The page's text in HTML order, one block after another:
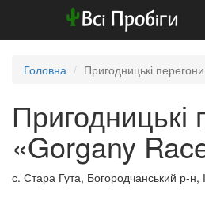
Головна Пригодницькі
Пригодницькі
«Gorgany
с. Стара Гута, Богородчанський р-н,